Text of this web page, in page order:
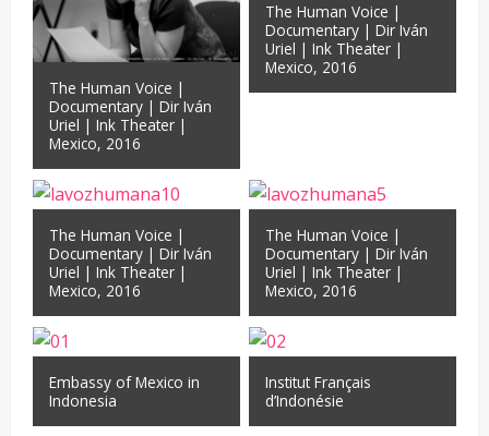
The Human Voice |
Documentary | Dir Iván
Uriel | Ink Theater |
Mexico, 2016
The Human Voice |
Documentary | Dir Iván
Uriel | Ink Theater |
Mexico, 2016
The Human Voice |
Documentary | Dir Iván
Uriel | Ink Theater |
Mexico, 2016
The Human Voice |
Documentary | Dir Iván
Uriel | Ink Theater |
Mexico, 2016
Embassy of Mexico in
Indonesia
Institut Français
d’Indonésie